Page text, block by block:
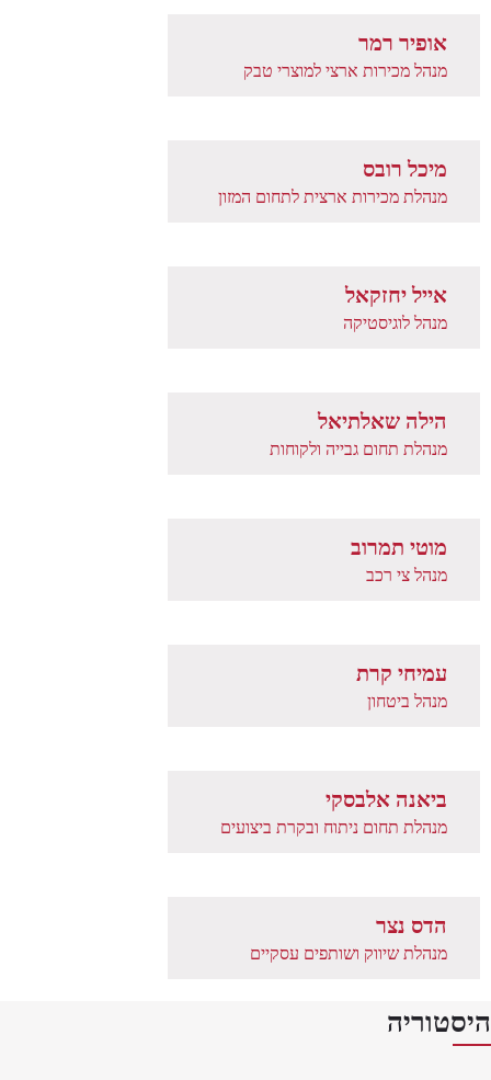
אופיר רמר
מנהל מכירות ארצי למוצרי טבק
מיכל רובס
מנהלת מכירות ארצית לתחום המזון
אייל יחזקאל
מנהל לוגיסטיקה
הילה שאלתיאל
מנהלת תחום גבייה ולקוחות
מוטי תמרוב
מנהל צי רכב
עמיחי קרת
מנהל ביטחון
ביאנה אלבסקי
מנהלת תחום ניתוח ובקרת ביצועים
הדס נצר
מנהלת שיווק ושותפים עסקיים
היסטוריה